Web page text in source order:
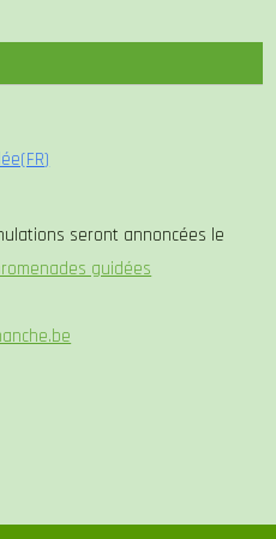
seront annoncées le
guidées